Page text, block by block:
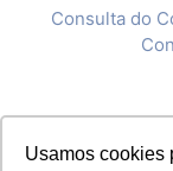
Usamos cookies
Consulta do